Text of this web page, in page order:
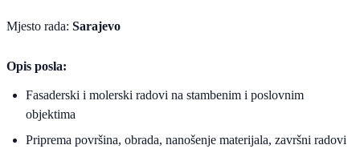
Mjesto rada: Sarajevo
Opis posla:
Fasaderski i molerski radovi na stambenim i poslovnim
objektima
Priprema površina, obrada, nanošenje materijala, završni radovi